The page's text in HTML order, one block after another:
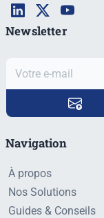
Navigation
À propos
Nos Solutions
Guides & Conseils
Newsletter